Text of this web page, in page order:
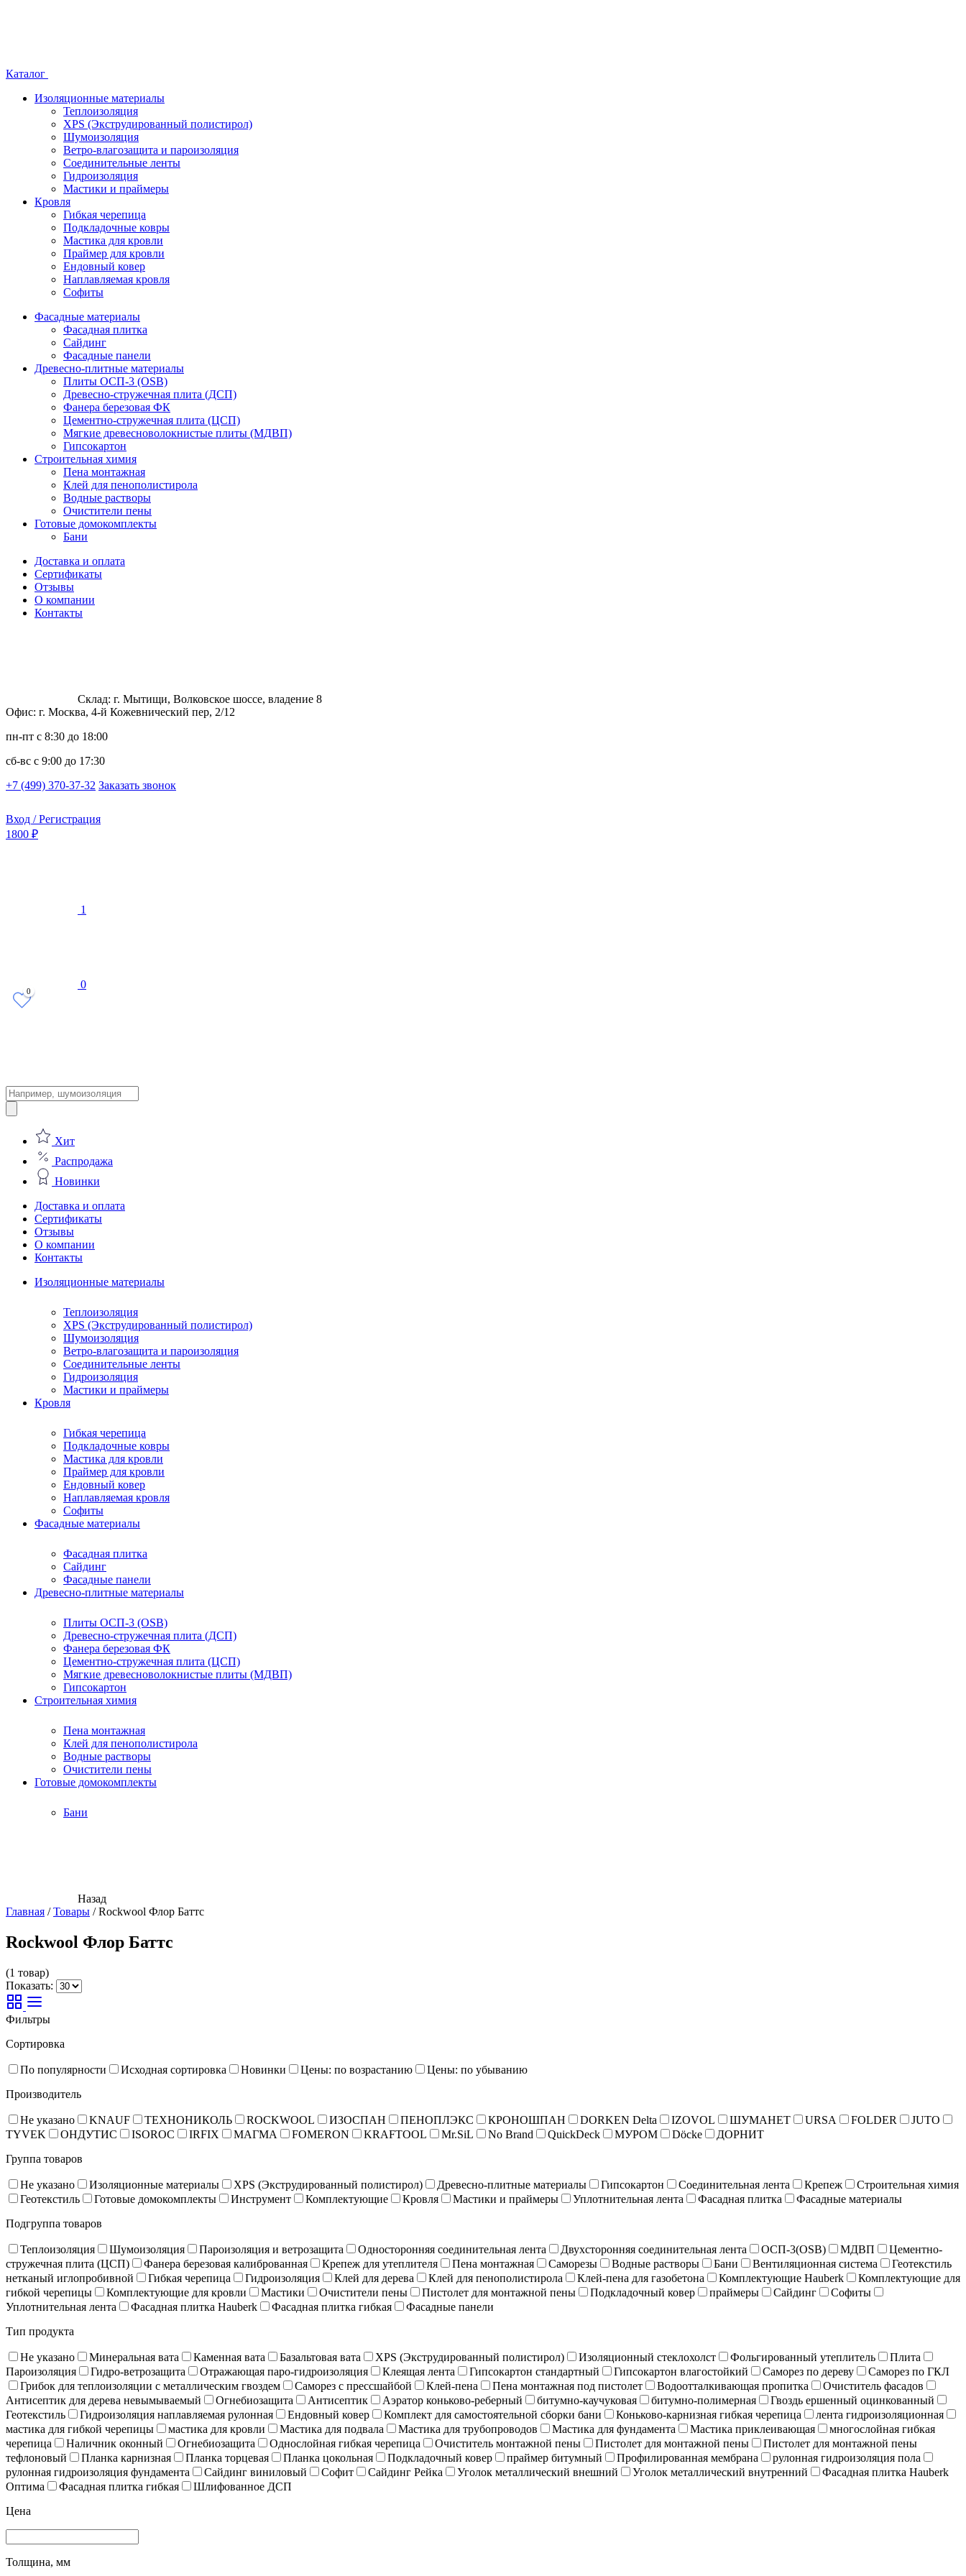
Каталог
Изоляционные материалы
Теплоизоляция
XPS (Экструдированный полистирол)
Шумоизоляция
Ветро-влагозащита и пароизоляция
Соединительные ленты
Гидроизоляция
Мастики и праймеры
Кровля
Гибкая черепица
Подкладочные ковры
Мастика для кровли
Праймер для кровли
Ендовный ковер
Наплавляемая кровля
Софиты
Фасадные материалы
Фасадная плитка
Сайдинг
Фасадные панели
Древесно-плитные материалы
Плиты ОСП-3 (OSB)
Древесно-стружечная плита (ДСП)
Фанера березовая ФК
Цементно-стружечная плита (ЦСП)
Мягкие древесноволокнистые плиты (МДВП)
Гипсокартон
Строительная химия
Пена монтажная
Клей для пенополистирола
Водные растворы
Очистители пены
Готовые домокомплекты
Бани
Доставка и оплата
Сертификаты
Отзывы
О компании
Контакты
Склад: г. Мытищи, Волковское шоссе, владение 8
Офис: г. Москва, 4-й Кожевнический пер, 2/12
пн-пт с 8:30 до 18:00
сб-вс с 9:00 до 17:30
+7 (499) 370-37-32 Заказать звонок
Вход / Регистрация
1800 ₽
1
0
0
Поиск
товаров
Хит
Распродажа
Новинки
Доставка и оплата
Сертификаты
Отзывы
О компании
Контакты
Изоляционные материалы
Теплоизоляция
XPS (Экструдированный полистирол)
Шумоизоляция
Ветро-влагозащита и пароизоляция
Соединительные ленты
Гидроизоляция
Мастики и праймеры
Кровля
Гибкая черепица
Подкладочные ковры
Мастика для кровли
Праймер для кровли
Ендовный ковер
Наплавляемая кровля
Софиты
Фасадные материалы
Фасадная плитка
Сайдинг
Фасадные панели
Древесно-плитные материалы
Плиты ОСП-3 (OSB)
Древесно-стружечная плита (ДСП)
Фанера березовая ФК
Цементно-стружечная плита (ЦСП)
Мягкие древесноволокнистые плиты (МДВП)
Гипсокартон
Строительная химия
Пена монтажная
Клей для пенополистирола
Водные растворы
Очистители пены
Готовые домокомплекты
Бани
Назад
Главная /Товары /Rockwool Флор Баттс
Rockwool Флор Баттс
(1 товар)
Показать:
Фильтры
Сортировка
По популярности Исходная сортировка Новинки Цены: по возрастанию
Цены: по убыванию
Производитель
Не указано KNAUF ТЕХНОНИКОЛЬ ROCKWOOL ИЗОСПАН ПЕНОПЛЭКС КРОНОШПАН DORKEN Delta IZOVOL ШУМАНЕТ URSA FOLDER
JUTO
TYVEK
ОНДУТИС ISOROC IRFIX МАГМА FOMERON KRAFTOOL Mr.SiL No Brand QuickDeck МУРОМ Döcke
ДОРНИТ
Группа товаров
Не указано Изоляционные материалы XPS (Экструдированный полистирол) Древесно-плитные материалы Гипсокартон Соединительная лента Крепеж
Строительная химия
Геотекстиль
Готовые домокомплекты Инструмент Комплектующие Кровля Мастики и праймеры Уплотнительная лента Фасадная плитка
Фасадные материалы
Подгруппа товаров
Теплоизоляция Шумоизоляция Пароизоляция и ветрозащита Односторонняя соединительная лента Двухсторонняя соединительная лента ОСП-3(OSB) МДВП
Цементно-
стружечная плита (ЦСП)
Фанера березовая калиброванная Крепеж для утеплителя Пена монтажная Саморезы Водные растворы Бани Вентиляционная система
Геотекстиль
нетканый иглопробивной
Гибкая черепица Гидроизоляция Клей для дерева Клей для пенополистирола Клей-пена для газобетона Комплектующие Hauberk
Комплектующие для
гибкой черепицы
Комплектующие для кровли Мастики Очистители пены Пистолет для монтажной пены Подкладочный ковер праймеры Сайдинг
Софиты
Уплотнительная лента
Фасадная плитка Hauberk Фасадная плитка гибкая
Фасадные панели
Тип продукта
Не указано Минеральная вата Каменная вата Базальтовая вата XPS (Экструдированный полистирол) Изоляционный стеклохолст Фольгированный утеплитель
Плита
Пароизоляция
Гидро-ветрозащита Отражающая паро-гидроизоляция Клеящая лента Гипсокартон стандартный Гипсокартон влагостойкий Саморез по дереву
Саморез по ГКЛ
Грибок для теплоизоляции с металлическим гвоздем
Саморез с прессшайбой Клей-пена Пена монтажная под пистолет Водоотталкивающая пропитка
Очиститель фасадов
Антисептик для дерева невымываемый
Огнебиозащита Антисептик Аэратор коньково-реберный битумно-каучуковая битумно-полимерная
Гвоздь ершенный оцинкованный
Геотекстиль
Гидроизоляция наплавляемая рулонная Ендовный ковер Комплект для самостоятельной сборки бани Коньково-карнизная гибкая черепица
лента гидроизоляционная
мастика для гибкой черепицы
мастика для кровли Мастика для подвала Мастика для трубопроводов Мастика для фундамента Мастика приклеивающая
многослойная гибкая
черепица
Наличник оконный Огнебиозащита Однослойная гибкая черепица Очиститель монтажной пены Пистолет для монтажной пены
Пистолет для монтажной пены
тефлоновый
Планка карнизная Планка торцевая Планка цокольная Подкладочный ковер праймер битумный Профилированная мембрана
рулонная гидроизоляция пола
рулонная гидроизоляция фундамента
Сайдинг виниловый Софит Сайдинг Рейка Уголок металлический внешний Уголок металлический внутренний
Фасадная плитка Hauberk
Оптима
Фасадная плитка гибкая
Шлифованное ДСП
Цена
Толщина, мм